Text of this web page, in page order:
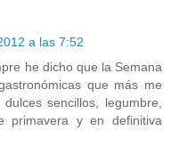
a las 7:52
he dicho que la Semana
que más me
sencillos, legumbre,
primavera y en definitiva